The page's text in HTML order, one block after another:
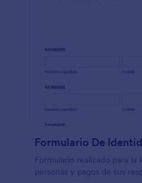
Formulario De
Formulario realizado para
personas y pagos de sus